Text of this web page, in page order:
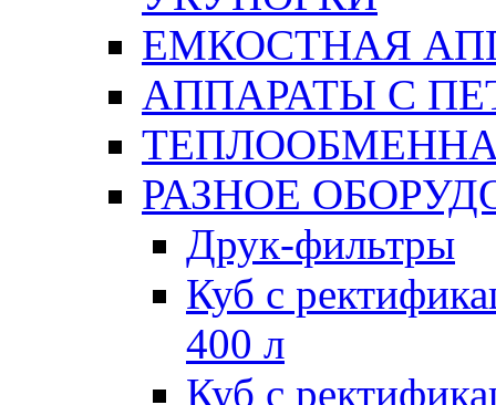
ЕМКОСТНАЯ
АППАРАТЫ С
РАЗНОЕ
Друк-фильтры
Куб с
400 л
Куб с